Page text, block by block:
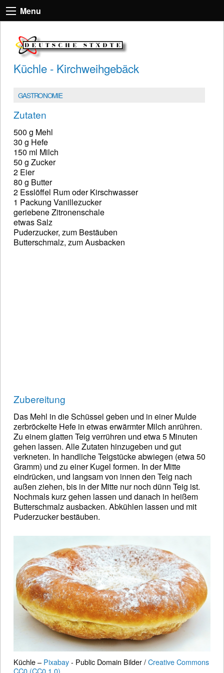
Menu
Küchle - Kirchweihgebäck
GASTRONOMIE
Zutaten
500 g Mehl
30 g Hefe
150 ml Milch
50 g Zucker
2 Eier
80 g Butter
2 Esslöffel Rum oder Kirschwasser
1 Packung Vanillezucker
geriebene Zitronenschale
etwas Salz
Puderzucker, zum Bestäuben
Butterschmalz, zum Ausbacken
Zubereitung
Das Mehl in die Schüssel geben und in einer Mulde
zerbröckelte Hefe in etwas erwärmter Milch anrühren.
Zu einem glatten Teig verrühren und etwa 5 Minuten
gehen lassen. Alle Zutaten hinzugeben und gut
verkneten. In handliche Teigstücke abwiegen (etwa 50
Gramm) und zu einer Kugel formen. In der Mitte
eindrücken, und langsam von innen den Teig nach
außen ziehen, bis in der Mitte nur noch dünn Teig ist.
Nochmals kurz gehen lassen und danach in heißem
Butterschmalz ausbacken. Abkühlen lassen und mit
Puderzucker bestäuben.
Küchle – Pixabay- Public Domain Bilder /Creative Commons